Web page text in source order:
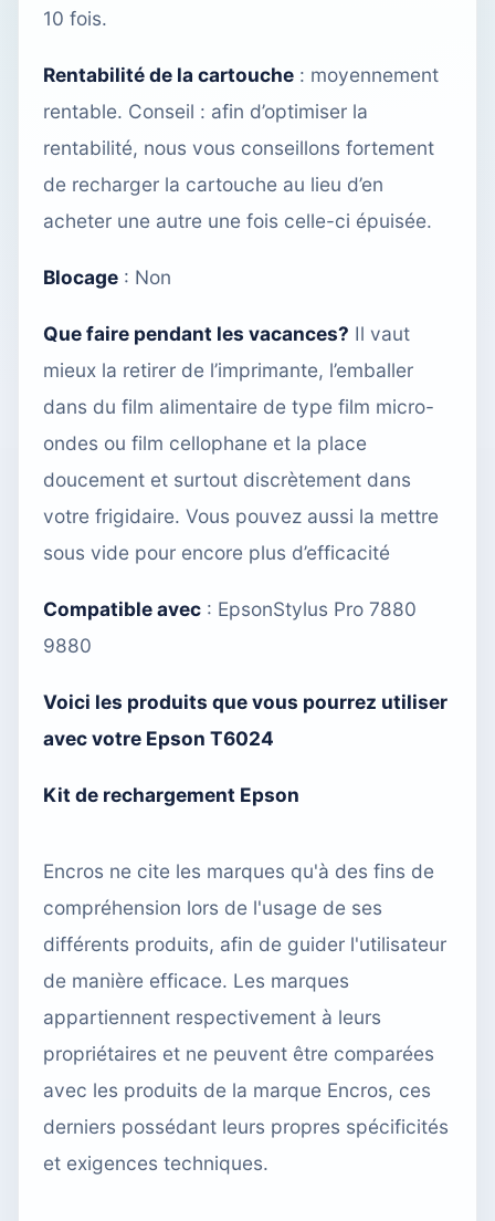
10 fois.
Rentabilité de la cartouche : moyennement
rentable. Conseil : afin d’optimiser la
rentabilité, nous vous conseillons fortement
de recharger la cartouche au lieu d’en
acheter une autre une fois celle-ci épuisée.
Blocage : Non
Que faire pendant les vacances? Il vaut
mieux la retirer de l’imprimante, l’emballer
dans du film alimentaire de type film micro-
ondes ou film cellophane et la place
doucement et surtout discrètement dans
votre frigidaire. Vous pouvez aussi la mettre
sous vide pour encore plus d’efficacité
Compatible avec : EpsonStylus Pro 7880
9880
Voici les produits que vous pourrez utiliser
avec votre Epson T6024
Kit de rechargement Epson
Encros ne cite les marques qu'à des fins de
compréhension lors de l'usage de ses
différents produits, afin de guider l'utilisateur
de manière efficace. Les marques
appartiennent respectivement à leurs
propriétaires et ne peuvent être comparées
avec les produits de la marque Encros, ces
derniers possédant leurs propres spécificités
et exigences techniques.